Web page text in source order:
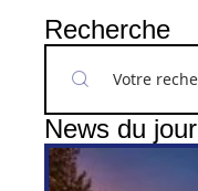
Recherche
News du jour